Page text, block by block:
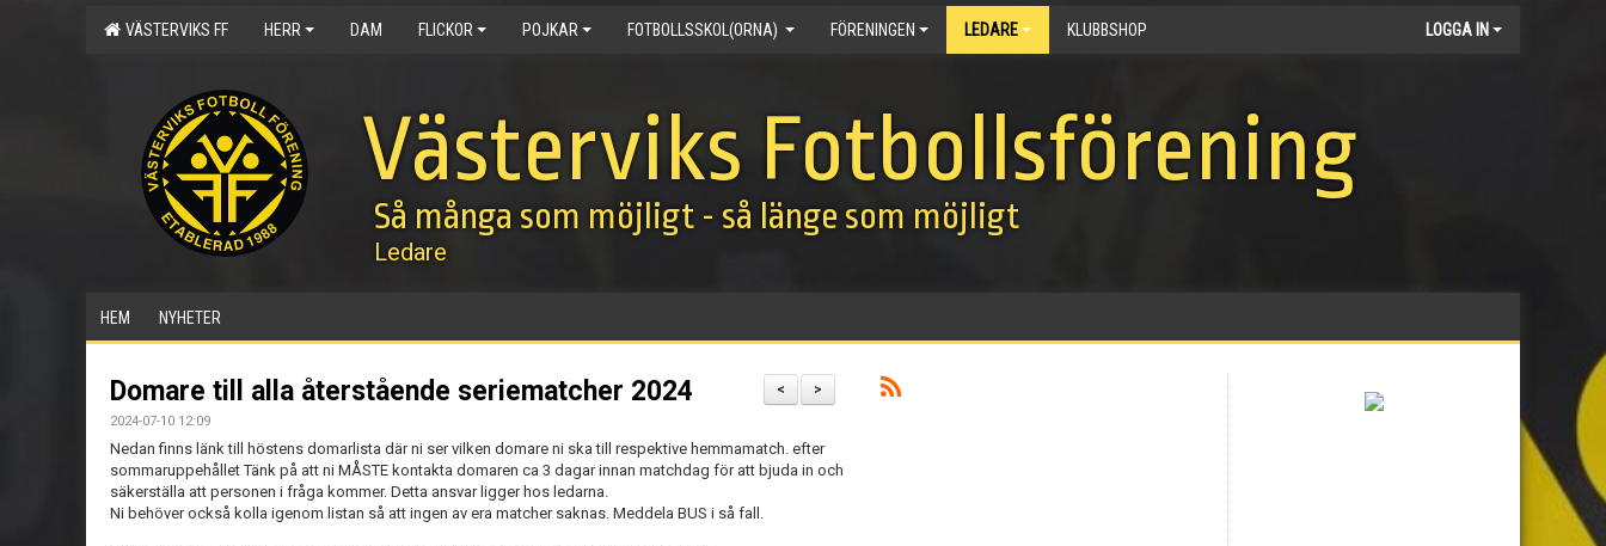
VÄSTERVIKS FF HERR DAM FLICKOR POJKAR FOTBOLLSSKOL(ORNA) FÖRENINGEN LEDARE KLUBBSHOP LOGGA IN
Västerviks Fotbollsförening
Så många som möjligt - så länge som möjligt
Ledare
HEM NYHETER
>
<
Domare till alla återstående seriematcher 2024
2024-07-10 12:09
Nedan finns länk till höstens domarlista där ni ser vilken domare ni ska till respektive hemmamatch. efter
sommaruppehållet Tänk på att ni MÅSTE kontakta domaren ca 3 dagar innan matchdag för att bjuda in och
säkerställa att personen i fråga kommer. Detta ansvar ligger hos ledarna.
Ni behöver också kolla igenom listan så att ingen av era matcher saknas. Meddela BUS i så fall.